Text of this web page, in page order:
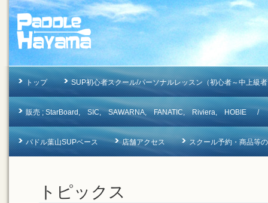
トップ SUP初心者スクール/パーソナルレッスン（初心者～中上級
販売 ; StarBoard, SIC, SAWARNA, FANATIC, Riviera, HOBIE /
パドル葉山SUPベース 店舗アクセス スクール予約・商品
トピックス